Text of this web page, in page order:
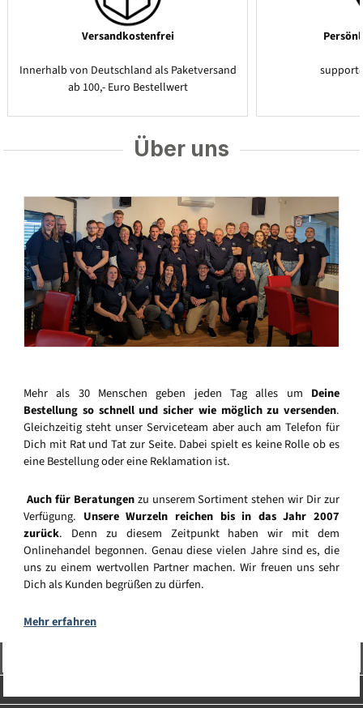
Versandkostenfrei
Innerhalb von Deutschland als Paketversand
ab 100,- Euro Bestellwert
Über uns
Mehr als 30 Menschen geben jeden Tag alles um Deine
Bestellung so schnell und sicher wie möglich zu versenden.
Gleichzeitig steht unser Serviceteam aber auch am Telefon für
Dich mit Rat und Tat zur Seite. Dabei spielt es keine Rolle ob es
eine Bestellung oder eine Reklamation ist.
Auch für Beratungenzu unserem Sortiment stehen wir Dir zur
Verfügung. Unsere Wurzeln reichen bis in das Jahr 2007
zurück. Denn zu diesem Zeitpunkt haben wir mit dem
Onlinehandel begonnen. Genau diese vielen Jahre sind es, die
uns zu einem wertvollen Partner machen. Wir freuen uns sehr
Dich als Kunden begrüßen zu dürfen.
Mehr erfahren